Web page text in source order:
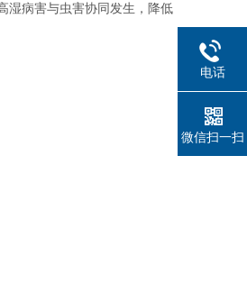
湿病害与虫害协同发生，降低
电话
微信扫一扫